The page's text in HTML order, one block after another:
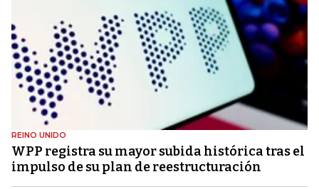
REINO UNIDO
WPP registra su mayor subida histórica tras el
impulso de su plan de reestructuración